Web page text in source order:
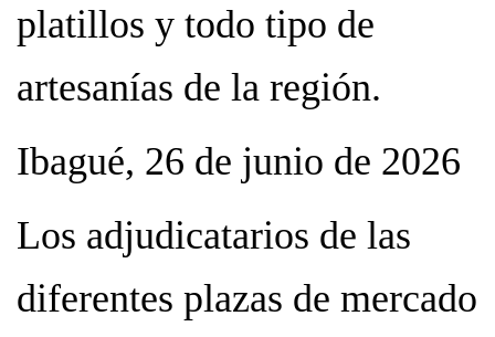
platillos y todo tipo de
artesanías de la región.
Ibagué, 26 de junio de 2026
Los adjudicatarios de las
diferentes plazas de mercado